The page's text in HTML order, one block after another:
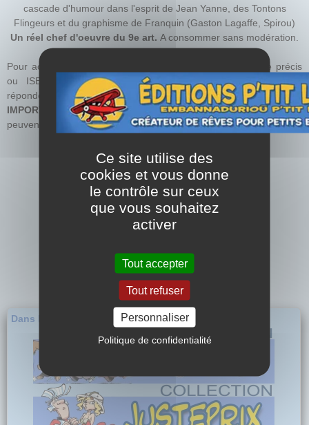
cascade d'humour dans l'esprit de Jean Yanne, des Tontons
Flingeurs et du graphisme de Franquin (Gaston Lagaffe, Spirou)
Un réel chef d'oeuvre du 9e art. A consommer sans modération.
Pour acquérir nos ouvrages, prenez leurs références (titre précis
ou ISBN) et commandez-les à votre libraire préféré, nous
répondons rapidement aux demandes.
IMPORTANT !Certains titres sont prévus en réimpression mais
peuvent être toujours disponibles chez votre libraire.
Dans la même collection...
Ce site utilise des
cookies et vous donne
le contrôle sur ceux
que vous souhaitez
activer
Tout accepter
Tout refuser
Personnaliser
Politique de confidentialité